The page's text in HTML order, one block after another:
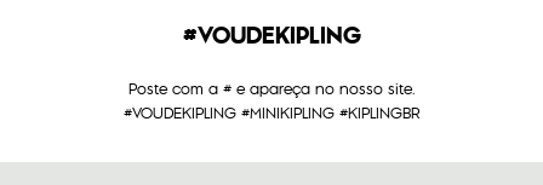
#VOUDEKIPLING
Poste com a # e apareça no nosso site.
#VOUDEKIPLING #MINIKIPLING #KIPLINGBR